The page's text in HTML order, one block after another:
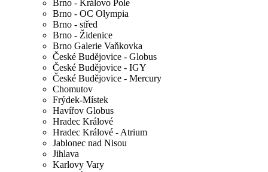
Brno - Královo Pole
Brno - OC Olympia
Brno - střed
Brno - Židenice
Brno Galerie Vaňkovka
České Budějovice - Globus
České Budějovice - IGY
České Budějovice - Mercury
Chomutov
Frýdek-Místek
Havířov Globus
Hradec Králové
Hradec Králové - Atrium
Jablonec nad Nisou
Jihlava
Karlovy Vary